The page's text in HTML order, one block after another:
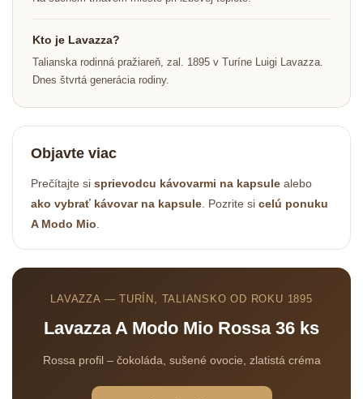
Kto je Lavazza?
Talianska rodinná pražiareň, zal. 1895 v Turíne Luigi Lavazza.
Dnes štvrtá generácia rodiny.
Objavte viac
Prečítajte si sprievodcu kávovarmi na kapsule alebo
ako vybrať kávovar na kapsule . Pozrite si celú ponuku
A Modo Mio
LAVAZZA — TURÍN, TALIANSKO OD ROKU 1895
Lavazza A Modo Mio Rossa 36 ks
Rossa profil – čokoláda, sušené ovocie, zlatistá créma